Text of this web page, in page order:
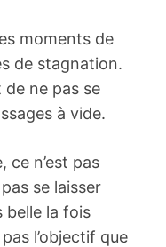
moments de
de stagnation.
de ne pas se
à vide.
ce n’est pas
se laisser
belle la fois
l’objectif que